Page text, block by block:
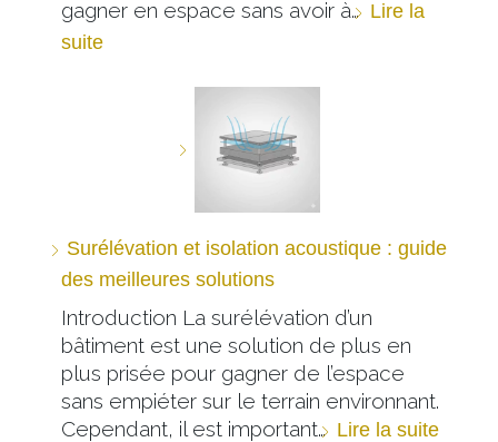
gagner en espace sans avoir à… Lire la
suite
Surélévation et isolation acoustique : guide
des meilleures solutions
Introduction La surélévation d’un
bâtiment est une solution de plus en
plus prisée pour gagner de l’espace
sans empiéter sur le terrain environnant.
Cependant, il est important… Lire la suite